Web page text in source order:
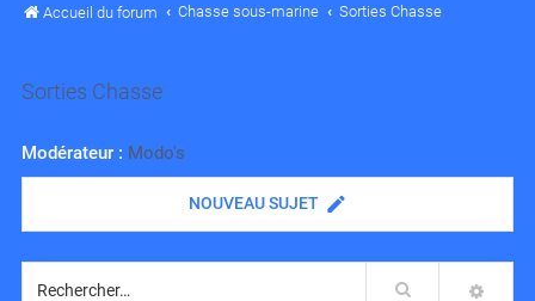
Accueil du forum Chasse sous-marine Sorties Chasse
Sorties Chasse
Modérateur : Modo's
NOUVEAU SUJET
Rechercher